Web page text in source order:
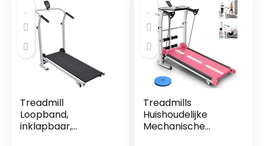
Treadmill
Loopband,
inklapbaar,
Treadmills
Huishoudelijke
Mechanische